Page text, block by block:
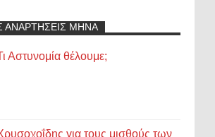
ΑΝΑΡΤΗΣΕΙΣ ΜΗΝΑ
Αστυνομία θέλουμε;
για τους μισθούς των